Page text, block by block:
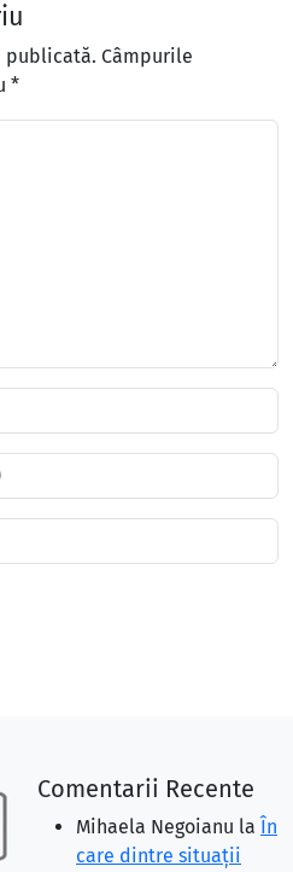
publicată. Câmpurile
*
Comentarii Recente
Mihaela Negoianu la În
care dintre situaţii